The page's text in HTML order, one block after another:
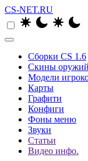
CS-NET.RU
Сборки CS 1.6
Скины оружий
Модели
Карты
Графити
Конфиги
Фоны меню
Звуки
Статьи
Видео инфо.